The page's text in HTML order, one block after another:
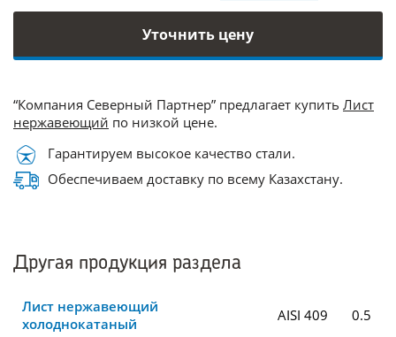
Уточнить цену
“Компания Северный Партнер” предлагает купить Лист
нержавеющий по низкой цене.
Гарантируем высокое качество стали.
Обеспечиваем доставку по всему Казахстану.
Другая продукция раздела
Лист нержавеющий
холоднокатаный
AISI 409 0.5